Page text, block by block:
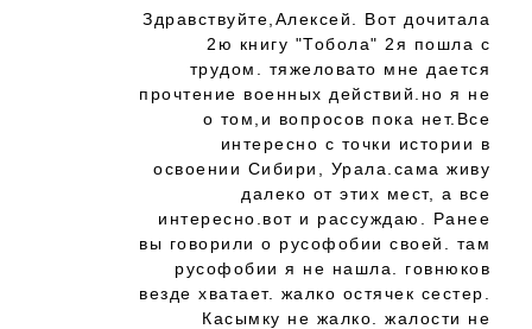
Здравствуйте,Алексей. Вот дочитала
2ю книгу "Тобола" 2я пошла с
трудом. тяжеловато мне дается
прочтение военных действий.но я не
о том,и вопросов пока нет.Все
интересно с точки истории в
освоении Сибири, Урала.сама живу
далеко от этих мест, а все
интересно.вот и рассуждаю. Ранее
вы говорили о русофобии своей. там
русофобии я не нашла. говнюков
везде хватает. жалко остячек сестер.
Касымку не жалко. жалости не